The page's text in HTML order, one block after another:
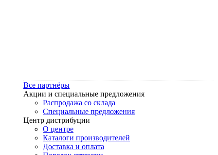
Все партнёры
Акции и специальные предложения
Распродажа со склада
Специальные предложения
Центр дистрибуции
О центре
Каталоги производителей
Доставка и оплата